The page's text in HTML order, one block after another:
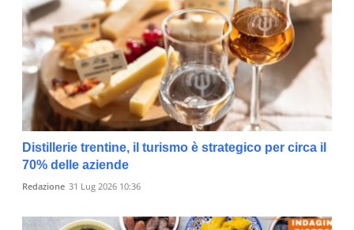
Distillerie trentine, il turismo è strategico per circa il
70% delle aziende
Redazione 31 Lug 2026 10:36